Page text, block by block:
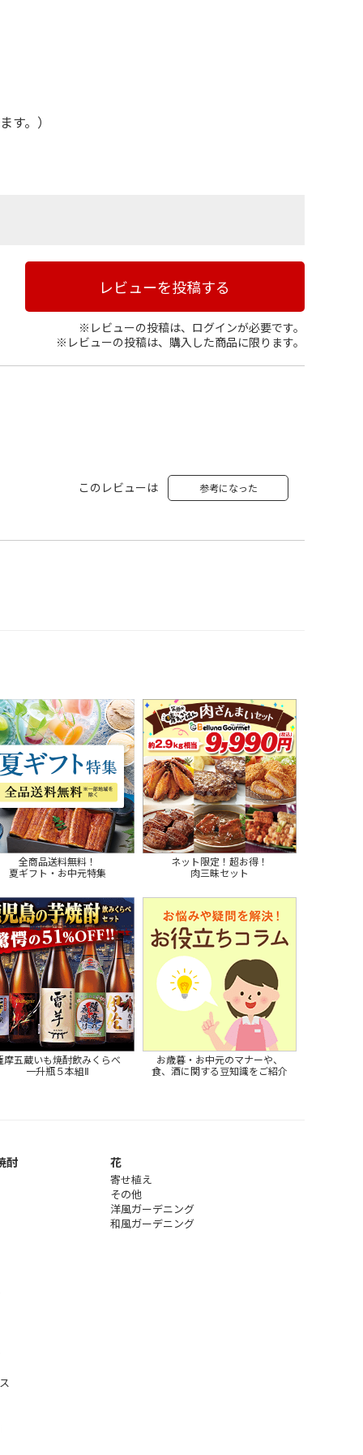
。）
レビューを投稿する
※レビューの投稿は、ログインが必要です。
※レビューの投稿は、購入した商品に限ります。
このレビューは 参考になった
全商品送料無料！
夏ギフト・お中元特集
ネット限定！超お得！
肉三昧セット
摩五蔵いも焼酎飲みくらべ
一升瓶５本組Ⅱ
お歳暮・お中元のマナーや、
食、酒に関する豆知識をご紹介
酎 花
寄せ植え
その他
洋風ガーデニング
和風ガーデニング